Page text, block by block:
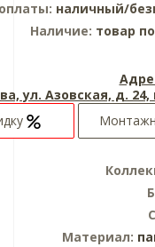
наличный/
Наличие: товар
ул. Азовская, д.
Материал: